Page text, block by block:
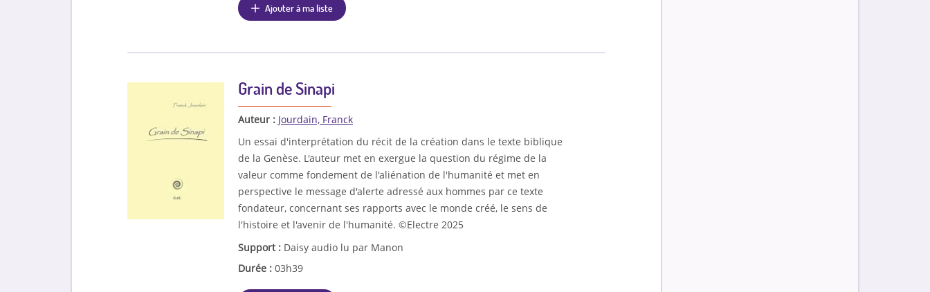
Ajouter à ma liste
Grain de Sinapi
Auteur : Jourdain, Franck
Un essai d'interprétation du récit de la création dans le texte biblique
de la Genèse. L'auteur met en exergue la question du régime de la
valeur comme fondement de l'aliénation de l'humanité et met en
perspective le message d'alerte adressé aux hommes par ce texte
fondateur, concernant ses rapports avec le monde créé, le sens de
l'histoire et l'avenir de l'humanité. ©Electre 2025
Support : Daisy audio lu par Manon
Durée : 03h39